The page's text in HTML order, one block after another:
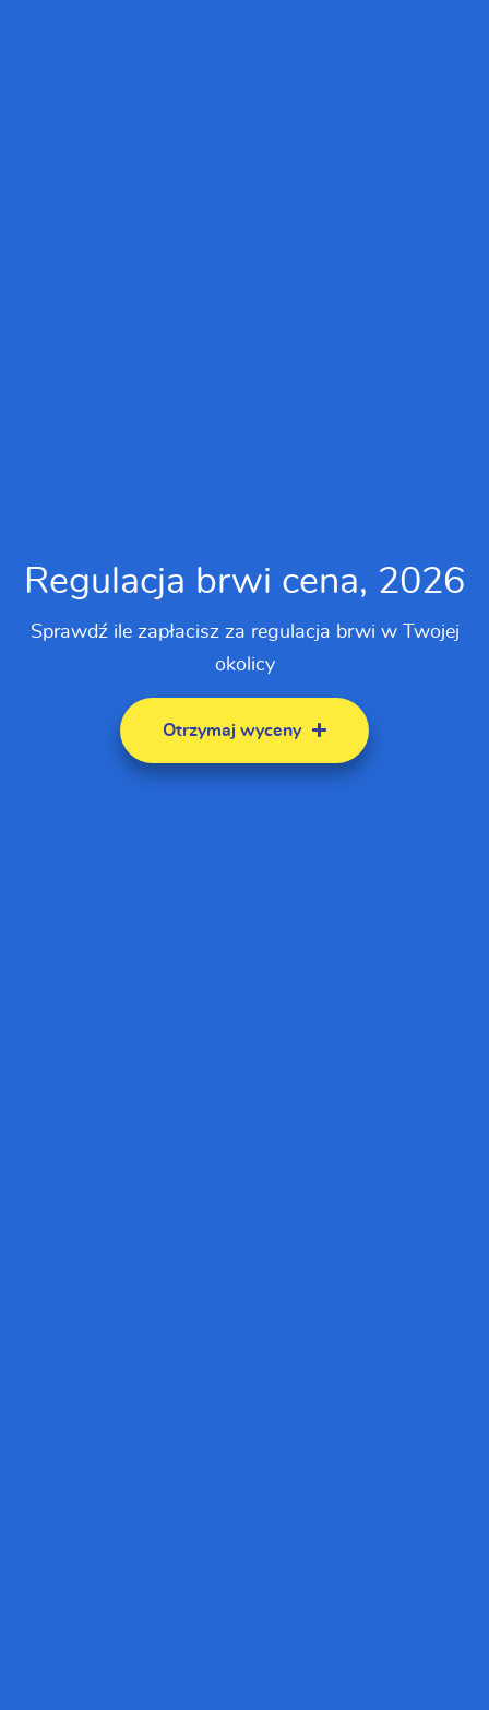
Regulacja brwi cena, 2026
Sprawdź ile zapłacisz za regulacja brwi w Twojej
okolicy
Otrzymaj wyceny